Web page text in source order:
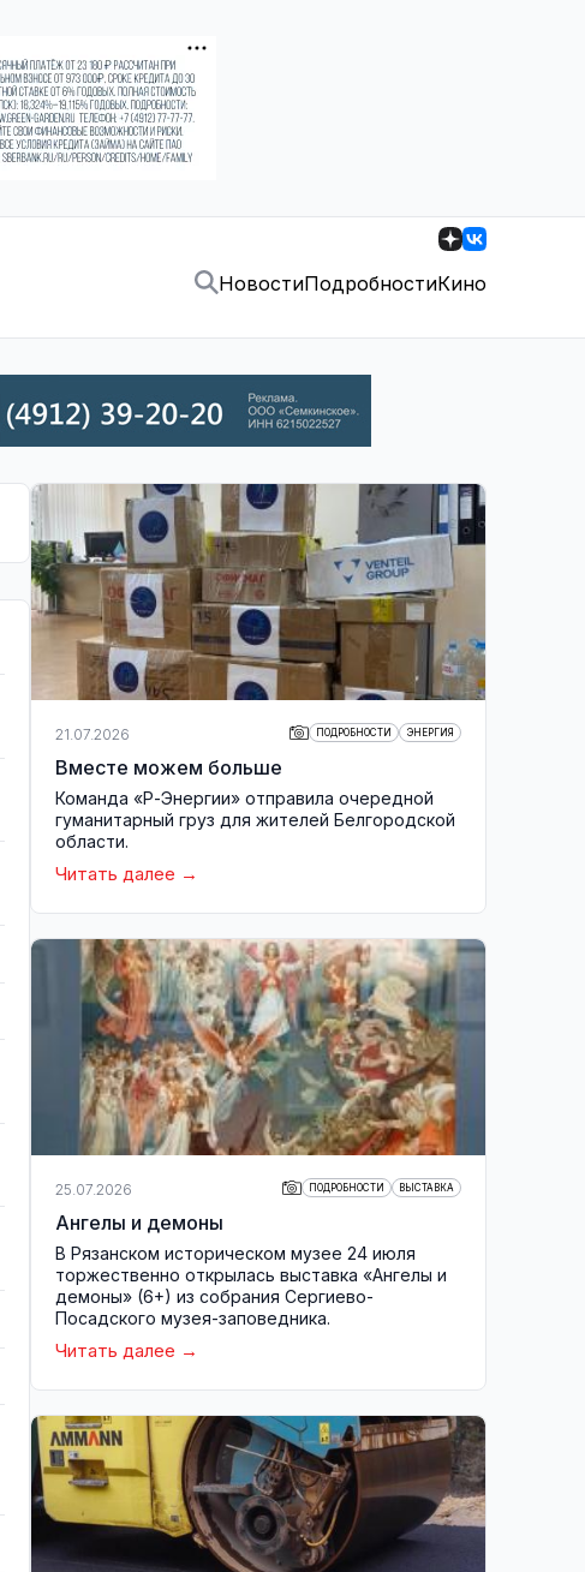
НовостиПодробностиКино
21.07.2026 ПОДРОБНОСТИ ЭНЕРГИЯ
Вместе можем больше
Команда «Р-Энергии» отправила очередной
гуманитарный груз для жителей Белгородской
области.
Читать далее
25.07.2026 ПОДРОБНОСТИ ВЫСТАВКА
Ангелы и демоны
В Рязанском историческом музее 24 июля
торжественно открылась выставка «Ангелы и
демоны» (6+) из собрания Сергиево-
Посадского музея-заповедника.
Читать далее